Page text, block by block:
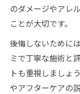
のダメージやアレ
ことが大切です。
後悔しないために
ミで丁寧な施術と
トも重視しましょ
やアフターケアの